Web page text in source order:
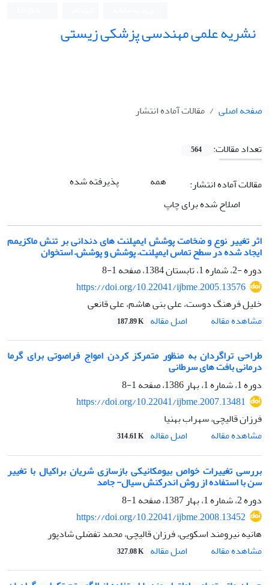
نشریه علمی مهندسی پزشکی زیستی
صفحه اصلی مقالات آماده انتشار
تعداد مقالات: 564
مقالات آماده انتشار: همه
پذیرفته شده
اصلاح شده برای چاپ
اثر تغییر نوع و ضخامت پوشش ایمپلنت های دندانی بر تنش ماکزیمم
ایجاد شده در سطح تماس ایمپلنت– پوشش و پوشش– استخوان
دوره -2، شماره 1، تابستان 1384، صفحه
1-8
https://doi.org/10.22041/ijbme.2005.13576
خلیل فرهنگ دوست، علی بنی هاشم، علی قانعی
مشاهده مقاله
اصل مقاله 187.89 K
طراحی تراگردان به منظور متمرکز کردن امواج فراصوتی برای گرما
درمانی بافت های سرطانی
دوره 1، شماره 1، بهار 1386، صفحه
1-8
https://doi.org/10.22041/ijbme.2007.13481
فرزان قالیچی، سهراب بهنیا
مشاهده مقاله
اصل مقاله 314.61 K
بررسی تغییرات خواص بیومکانیکی بازسازی شریان براکیال با تغییر
سن با استفاده از روش اندرکنش سیال- جامد
دوره 2، شماره 1، بهار 1387، صفحه
1-8
https://doi.org/10.22041/ijbme.2008.13452
هانیه نیرومند اسکویی، فرزان قالیچی، محمد تفضلی شادپور
مشاهده مقاله
اصل مقاله 327.08 K